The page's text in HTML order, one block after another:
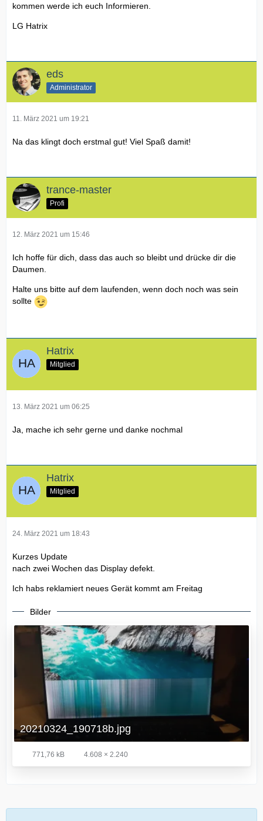
kommen werde ich euch Informieren.
LG Hatrix
eds
Administrator
11. März 2021 um 19:21
Na das klingt doch erstmal gut! Viel Spaß damit!
trance-master
Profi
12. März 2021 um 15:46
Ich hoffe für dich, dass das auch so bleibt und drücke dir die
Daumen.
Halte uns bitte auf dem laufenden, wenn doch noch was sein
sollte
Hatrix
Mitglied
13. März 2021 um 06:25
Ja, mache ich sehr gerne und danke nochmal
Hatrix
Mitglied
24. März 2021 um 18:43
Kurzes Update
nach zwei Wochen das Display defekt.
Ich habs reklamiert neues Gerät kommt am Freitag
Bilder
20210324_190718b.jpg
771,76 kB 4.608 × 2.240